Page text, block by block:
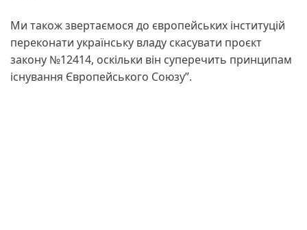
Ми також звертаємося до європейських інституцій
переконати українську владу скасувати проєкт
закону №12414, оскільки він суперечить принципам
існування Європейського Союзу”.